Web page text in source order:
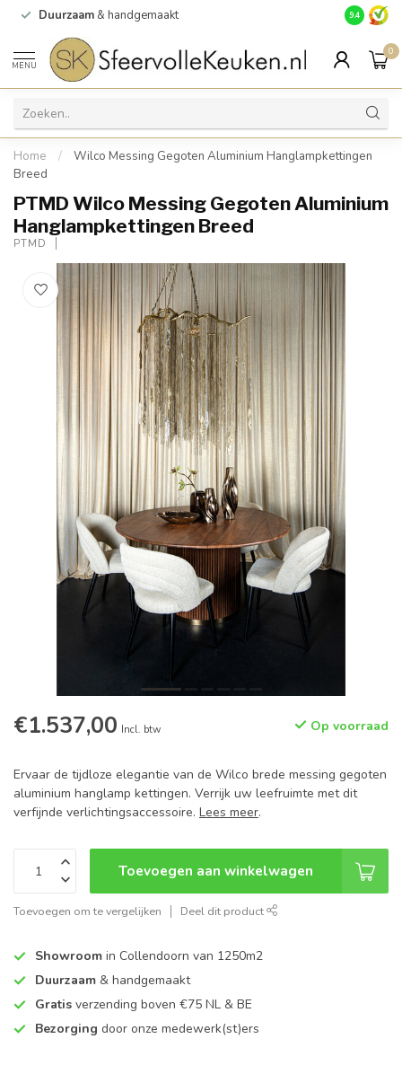
Duurzaam & handgemaakt Gratis
9.4
MENU
0
Home /
Wilco Messing Gegoten Aluminium Hanglampkettingen
Breed
PTMD Wilco Messing Gegoten Aluminium
Hanglampkettingen Breed
PTMD
€1.537,00 Incl. btw Op voorraad
Ervaar de tijdloze elegantie van de Wilco brede messing gegoten
aluminium hanglamp kettingen. Verrijk uw leefruimte met dit
verfijnde verlichtingsaccessoire. Lees meer.
Toevoegen aan winkelwagen
Toevoegen om te vergelijken Deel dit product
Showroom in Collendoorn van 1250m2
Duurzaam & handgemaakt
Gratis verzending boven €75 NL & BE
Bezorging door onze medewerk(st)ers